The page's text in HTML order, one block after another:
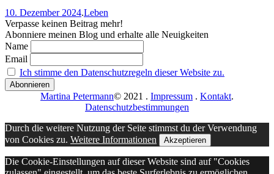
10. Dezember 2024.Leben
Verpasse keinen Beitrag mehr!
Abonniere meinen Blog und erhalte alle Neuigkeiten
Name
Email
Ich stimme den Datenschutzregeln dieser Website zu.
Martina Petermann© 2021 . Impressum . Kontakt.
Datenschutzbestimmungen
Durch die weitere Nutzung der Seite stimmst du der Verwendung
von Cookies zu. Weitere Informationen Akzeptieren
Die Cookie-Einstellungen auf dieser Website sind auf "Cookies